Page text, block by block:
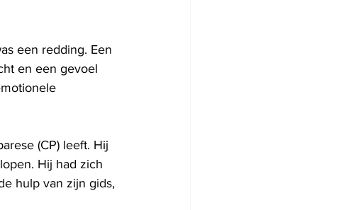
een redding. Een
en een gevoel
(CP) leeft. Hij
Hij had zich
hulp van zijn gids,